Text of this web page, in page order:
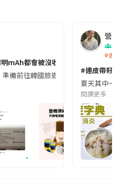
mAh都會被沒收😱出發前切記檢查
準備前往韓國旅遊的民眾，近期要
營養
香港
#連皮帶籽
夏天其中一
閱讀更多